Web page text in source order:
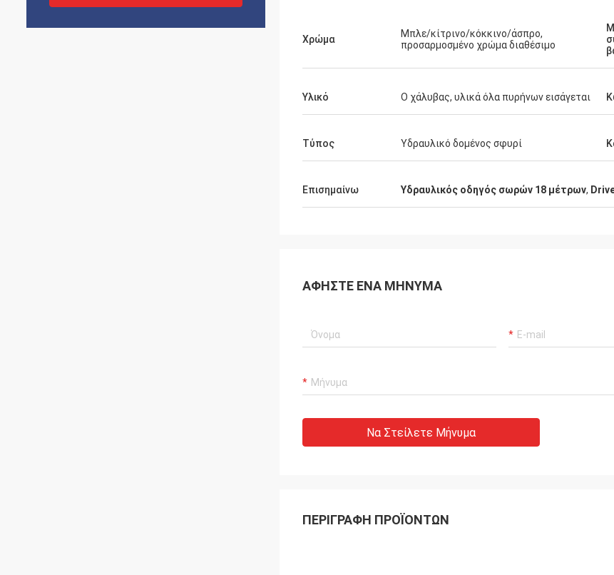
Χρώμα
Μπλε/κίτρινο/κόκκινο/άσπρο,
προσαρμοσμένο χρώμα διαθέσιμο
Υλικό Ο χάλυβας, υλικά όλα πυρήνων εισάγεται
Τύπος Υδραυλικό δομένος σφυρί
Επισημαίνω Υδραυλικός οδηγός σωρών 18 μέτρων,
ΑΦΉΣΤΕ ΈΝΑ ΜΉΝΥΜΑ
Να Στείλετε Μήνυμα
ΠΕΡΙΓΡΑΦΉ ΠΡΟΪΌΝΤΩΝ